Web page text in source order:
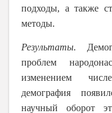
подходы, а также
методы.
Результаты.
проблем
изменением
демография
научный оборот